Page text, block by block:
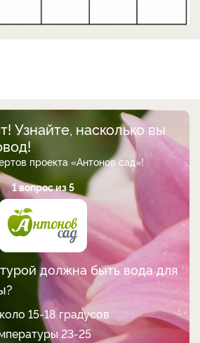
Узнайте, насколько вы
проекта «Антонов сад»!
1 вопрос из 5
должна быть вода для
15-18 градусов
23-25